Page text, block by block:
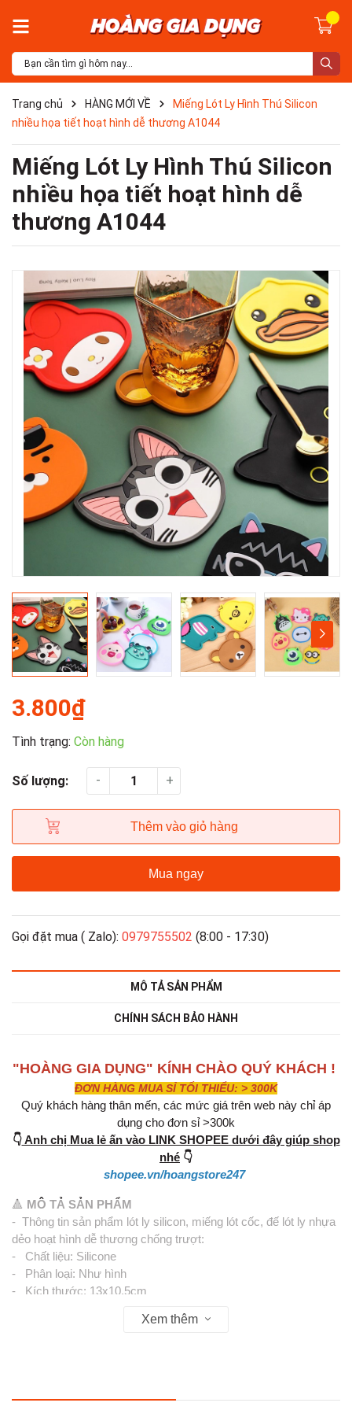
Trang chủ HÀNG MỚI VỀ
Miếng Lót Ly Hình Thú Silicon
nhiều họa tiết hoạt hình dễ thương A1044
Miếng Lót Ly Hình Thú Silicon
nhiều họa tiết hoạt hình dễ
thương A1044
3.800₫
Tình trạng: Còn hàng
Số lượng: - +
Thêm vào giỏ hàng
Mua ngay
Gọi đặt mua ( Zalo): 0979755502 (8:00 - 17:30)
MÔ TẢ SẢN PHẨM
CHÍNH SÁCH BẢO HÀNH
"HOÀNG GIA DỤNG" KÍNH CHÀO QUÝ KHÁCH !
ĐƠN HÀNG MUA SỈ TỐI THIỂU: > 300K
Quý khách hàng thân mến, các mức giá trên web này chỉ áp
dụng cho đơn sỉ >300k
👇Anh chị Mua lẻ ấn vào LINK SHOPEE dưới đây giúp shop
nhé 👇
shopee.vn/hoangstore247
🔺 MÔ TẢ SẢN PHẨM
- Thông tin sản phẩm lót ly silicon, miếng lót cốc, đế lót ly nhựa
dẻo hoạt hình dễ thương chống trượt:
- Chất liệu: Silicone
- Phân loại: Như hình
- Kích thước: 13x10.5cm
Xem thêm